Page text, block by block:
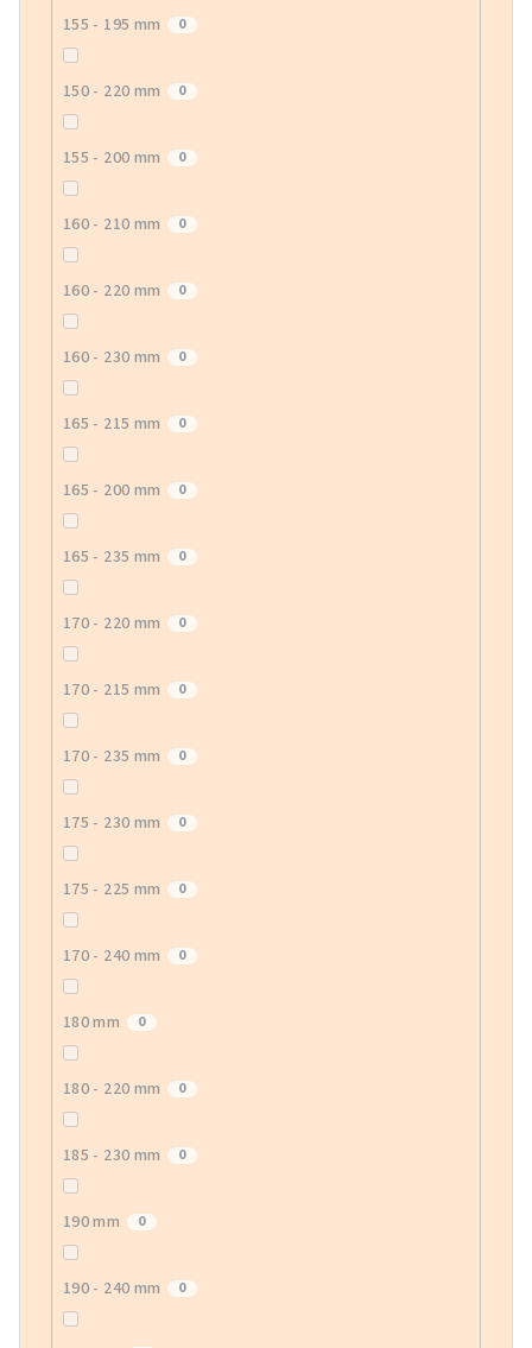
155 - 195 mm 0
150 - 220 mm 0
155 - 200 mm 0
160 - 210 mm 0
160 - 220 mm 0
160 - 230 mm 0
165 - 215 mm 0
165 - 200 mm 0
165 - 235 mm 0
170 - 220 mm 0
170 - 215 mm 0
170 - 235 mm 0
175 - 230 mm 0
175 - 225 mm 0
170 - 240 mm 0
180 mm 0
180 - 220 mm 0
185 - 230 mm 0
190 mm 0
190 - 240 mm 0